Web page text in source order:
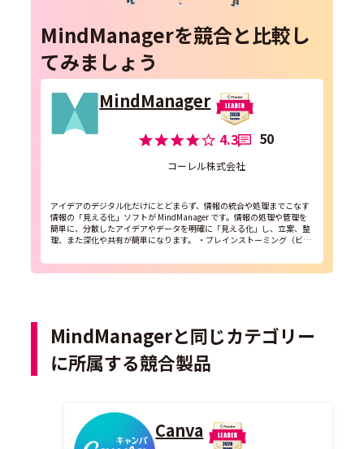
MindManagerを競合と比較し
てみましょう
MindManager
4.3 50
コーレル株式会社
アイデアのデジタル化だけにとどまらず、情報の統合や処理までこなす
情報の「見える化」ソフトが MindManager です。情報の処理や管理を
簡単に、分散したアイデアやデータを明確に「見える化」し、立案、整
理、また深化や共有が簡単になります。 ・ブレインストーミング（ビジ
MindManagerと同じカテゴリー
に所属する競合製品
Canva